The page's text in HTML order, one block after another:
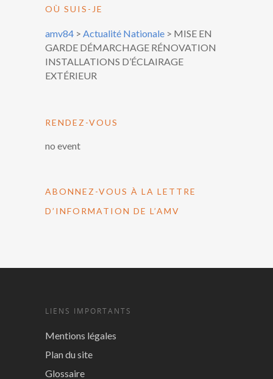
OÙ SUIS-JE
amv84 > Actualité Nationale > MISE EN
GARDE DÉMARCHAGE RÉNOVATION
INSTALLATIONS D’ÉCLAIRAGE
EXTÉRIEUR
RENDEZ-VOUS
no event
ABONNEZ-VOUS À LA LETTRE
D’INFORMATION DE L’AMV
LIENS IMPORTANTS
Mentions légales
Plan du site
Glossaire